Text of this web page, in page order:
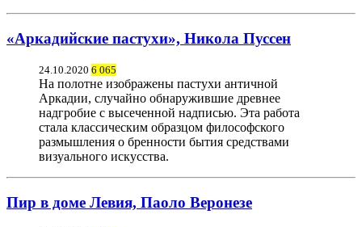
«Аркадийские пастухи», Никола Пуссен
24.10.2020 6 065
На полотне изображены пастухи античной
Аркадии, случайно обнаружившие древнее
надгробие с высеченной надписью. Эта работа
стала классическим образцом философского
размышления о бренности бытия средствами
визуального искусства.
Пир в доме Левия, Паоло Веронезе